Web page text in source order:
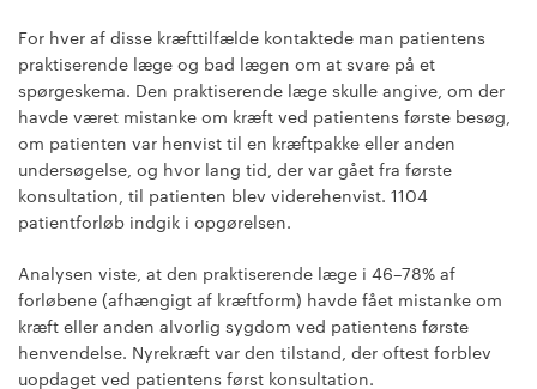
For hver af disse kræfttilfælde kontaktede man patientens
praktiserende læge og bad lægen om at svare på et
spørgeskema. Den praktiserende læge skulle angive, om der
havde været mistanke om kræft ved patientens første besøg,
om patienten var henvist til en kræftpakke eller anden
undersøgelse, og hvor lang tid, der var gået fra første
konsultation, til patienten blev viderehenvist. 1104
patientforløb indgik i opgørelsen.
Analysen viste, at den praktiserende læge i 46–78% af
forløbene (afhængigt af kræftform) havde fået mistanke om
kræft eller anden alvorlig sygdom ved patientens første
henvendelse. Nyrekræft var den tilstand, der oftest forblev
uopdaget ved patientens først konsultation.